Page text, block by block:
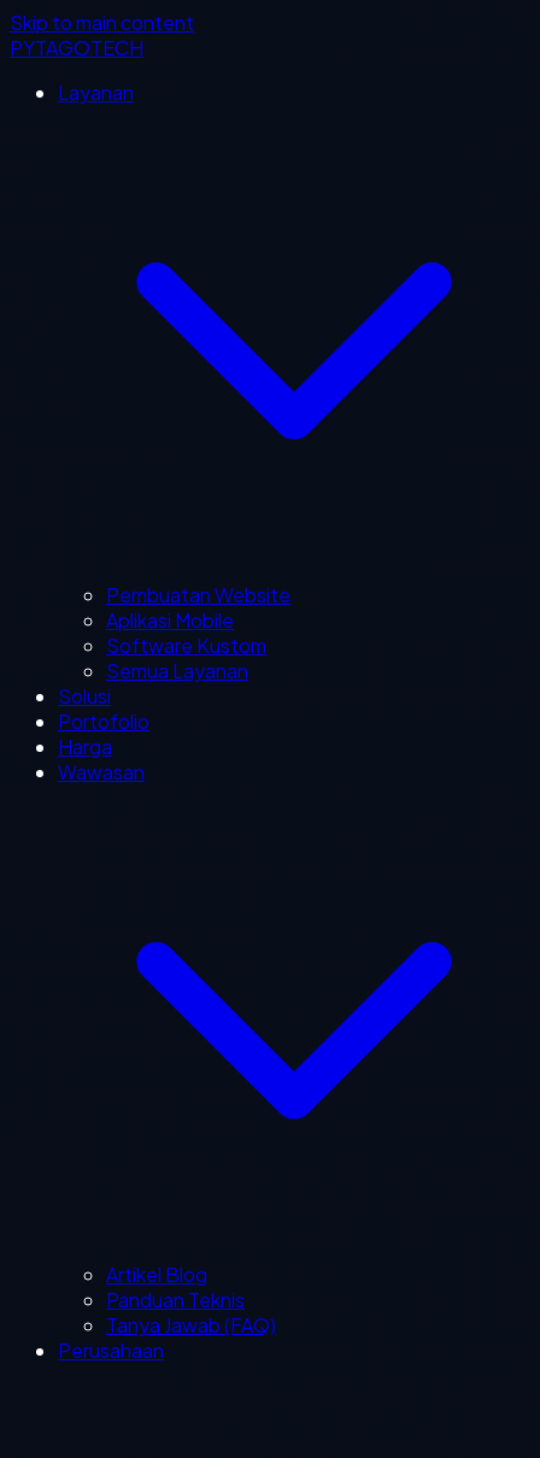
Skip to main content
PYTAGOTECH
Layanan
Pembuatan Website
Aplikasi Mobile
Software Kustom
Semua Layanan
Solusi
Portofolio
Harga
Wawasan
Artikel Blog
Panduan Teknis
Tanya Jawab (FAQ)
Perusahaan